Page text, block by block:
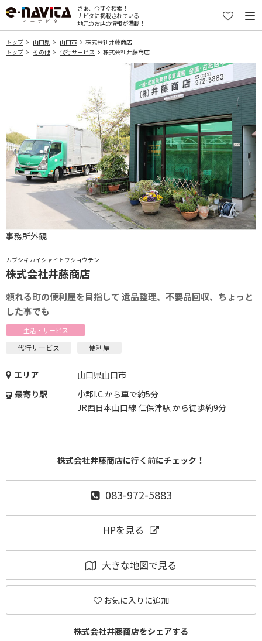
さぁ、今すぐ検索！
ナビタに掲載されている
地元のお店の情報が満載！
トップ 山口県 山口市
株式会社井藤商店
トップ
その他 代行サービス 株式会社井藤商店
カブシキカイシャイトウショウテン
株式会社井藤商店
頼れる町の便利屋を目指して 遺品整理、不要品回収、ちょっと
した事でも
生活・サービス
代行サービス 便利屋
エリア
山口県山口市
最寄り駅
小郡I.C.から車で約5分
JR西日本山口線 仁保津駅 から徒歩約9分
株式会社井藤商店に行く前にチェック！
083-972-5883
HPを見る
大きな地図で見る
お気に入りに追加
株式会社井藤商店をシェアする
事務所外観